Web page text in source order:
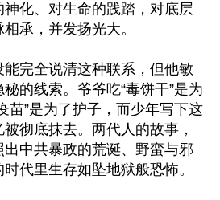
化、对生命的践踏，对底层
承，并发扬光大。
完全说清这种联系，但他敏
的线索。爷爷吃“毒饼干”是为
苗”是为了护子，而少年写下这
彻底抹去。两代人的故事，
出中共暴政的荒诞、野蛮与邪
代里生存如坠地狱般恐怖。